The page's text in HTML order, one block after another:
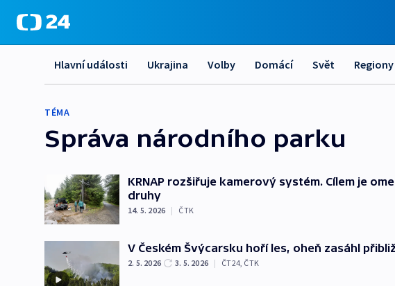
Hlavní události Ukrajina Volby Domácí Svět Regiony
TÉMA
Správa národního parku
KRNAP rozšiřuje kamerový systém. Cílem je
druhy
14. 5. 2026 | ČTK
V Českém Švýcarsku hoří les, oheň zasáhl
2. 5. 2026 3. 5. 2026 | ČT24, ČTK